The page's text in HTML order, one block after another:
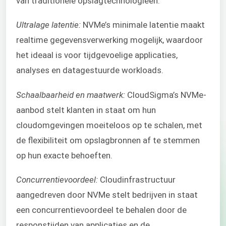
Ultralage latentie: NVMe’s minimale latentie maakt
realtime gegevensverwerking mogelijk, waardoor
het ideaal is voor tijdgevoelige applicaties,
analyses en datagestuurde workloads.
Schaalbaarheid en maatwerk: CloudSigma’s NVMe-
aanbod stelt klanten in staat om hun
cloudomgevingen moeiteloos op te schalen, met
de flexibiliteit om opslagbronnen af te stemmen
op hun exacte behoeften.
Concurrentievoordeel: Cloudinfrastructuur
aangedreven door NVMe stelt bedrijven in staat
een concurrentievoordeel te behalen door de